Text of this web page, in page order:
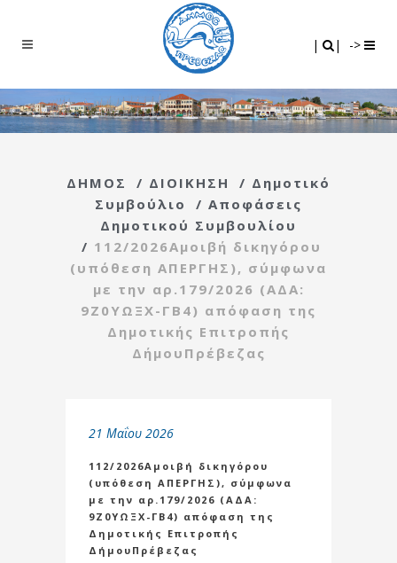
| | ->
ΔΗΜΟΣ / ΔΙΟΙΚΗΣΗ / Δημοτικό
Συμβούλιο
/ Αποφάσεις
Δημοτικού Συμβουλίου
/ 112/2026Αμοιβή δικηγόρου
(υπόθεση ΑΠΕΡΓΗΣ), σύμφωνα
με την αρ.179/2026 (ΑΔΑ:
9Ζ0ΥΩΞΧ-ΓΒ4) απόφαση της
Δημοτικής Επιτροπής
ΔήμουΠρέβεζας
21 Μαΐου 2026
112/2026Αμοιβή δικηγόρου
(υπόθεση ΑΠΕΡΓΗΣ), σύμφωνα
με την αρ.179/2026 (ΑΔΑ:
9Ζ0ΥΩΞΧ-ΓΒ4) απόφαση της
Δημοτικής Επιτροπής
ΔήμουΠρέβεζας